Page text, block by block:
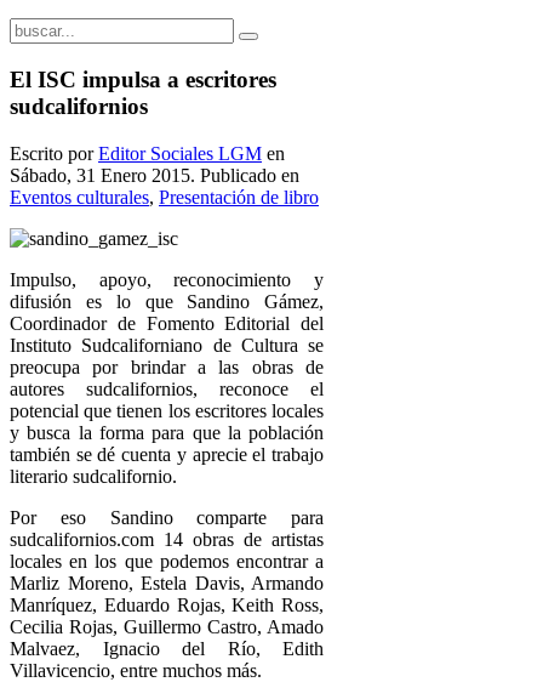
El ISC impulsa a escritores
sudcalifornios
Escrito porEditor Sociales LGM en
Sábado, 31 Enero 2015. Publicado en
Eventos culturales, Presentación de libro
Impulso, apoyo, reconocimiento y
difusión es lo que Sandino Gámez,
Coordinador de Fomento Editorial del
Instituto Sudcaliforniano de Cultura se
preocupa por brindar a las obras de
autores sudcalifornios, reconoce el
potencial que tienen los escritores locales
y busca la forma para que la población
también se dé cuenta y aprecie el trabajo
literario sudcalifornio.
Por eso Sandino comparte para
sudcalifornios.com 14 obras de artistas
locales en los que podemos encontrar a
Marliz Moreno, Estela Davis, Armando
Manríquez, Eduardo Rojas, Keith Ross,
Cecilia Rojas, Guillermo Castro, Amado
Malvaez, Ignacio del Río, Edith
Villavicencio, entre muchos más.